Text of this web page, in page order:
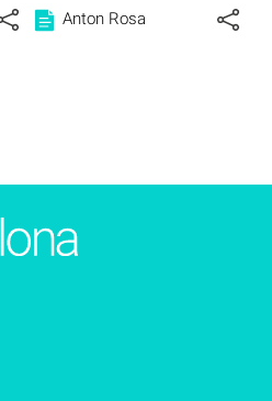
Anton Rosa